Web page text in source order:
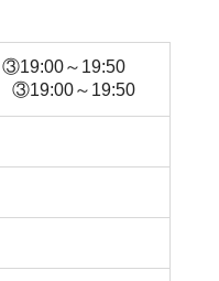
～19:50
③19:00～19:50